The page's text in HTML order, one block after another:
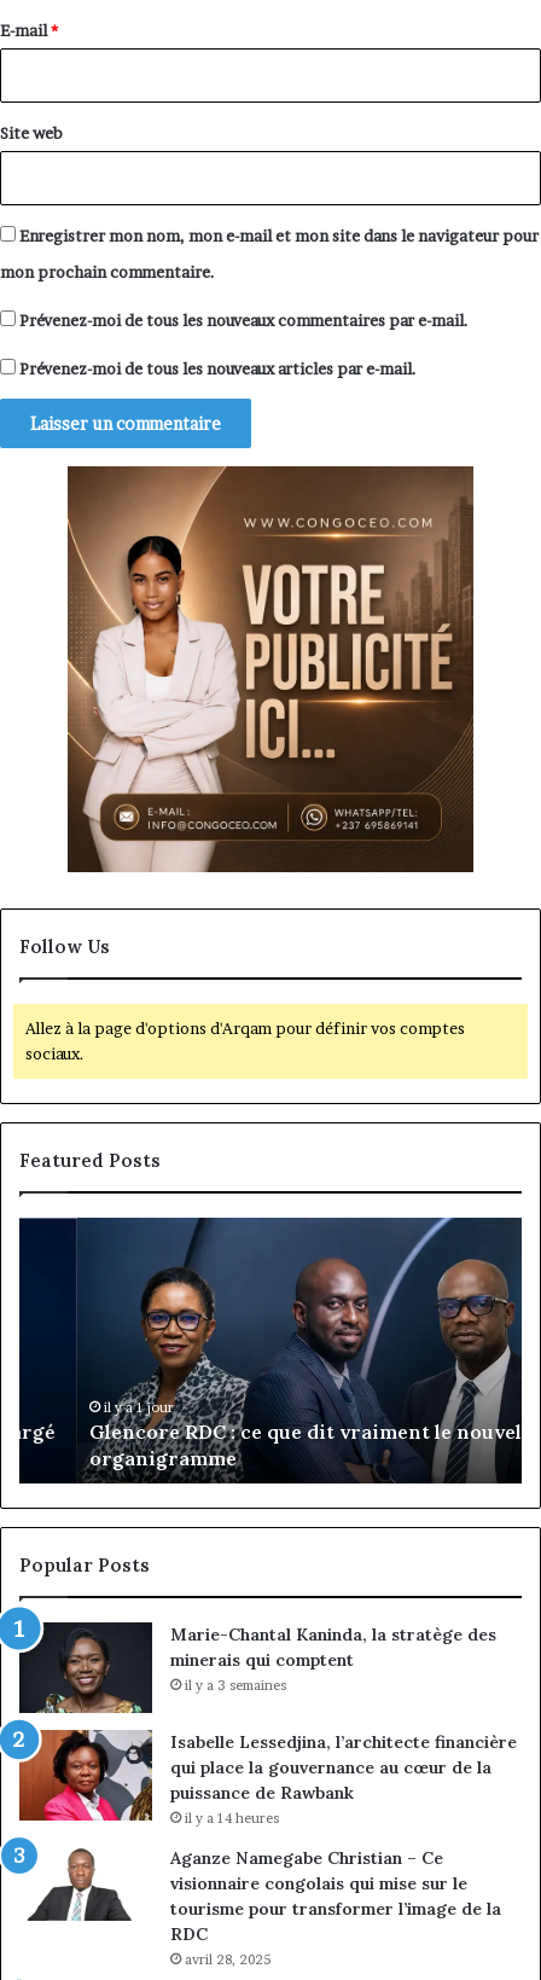
e
E-mail*
Site web
Enregistrer mon nom, mon e-mail et mon site dans le navigateur pour
mon prochain commentaire.
Prévenez-moi de tous les nouveaux commentaires par e-mail.
Prévenez-moi de tous les nouveaux articles par e-mail.
Follow Us
Allez à la page d'options d'Arqam pour définir vos comptes
sociaux.
Featured Posts
nouvel
organigramme
il y a 1 jour
Glencore RDC : ce que dit vraiment le nouvel
organigramme
Popular Posts
Marie-Chantal Kaninda, la stratège des
minerais qui comptent
il y a 3 semaines
Isabelle Lessedjina, l’architecte financière
qui place la gouvernance au cœur de la
puissance de Rawbank
il y a 14 heures
Aganze Namegabe Christian – Ce
visionnaire congolais qui mise sur le
tourisme pour transformer l’image de la
RDC
avril 28, 2025